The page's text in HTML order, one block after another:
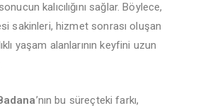
kalıcılığını sağlar. Böylece,
sakinleri, hizmet sonrası oluşan
yaşam alanlarının keyfini uzun
’nın bu süreçteki farkı,